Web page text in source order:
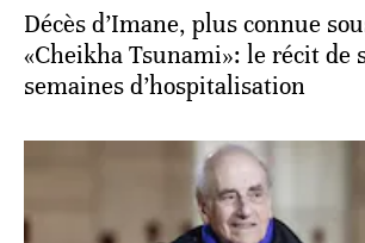
Décès d’Imane, plus connue
«Cheikha Tsunami»: le récit de
semaines d’hospitalisation